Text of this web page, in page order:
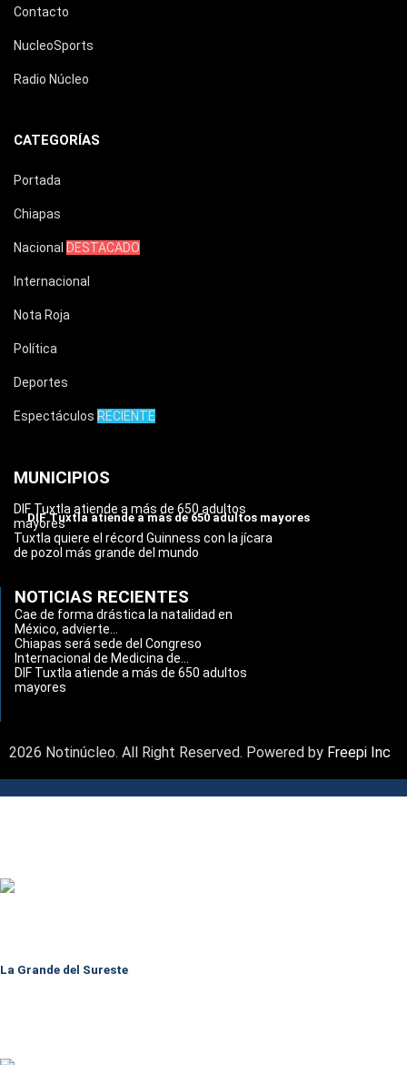
Contacto
NucleoSports
Radio Núcleo
CATEGORÍAS
Portada
Chiapas
Nacional DESTACADO
Internacional
Nota Roja
Política
Deportes
Espectáculos RECIENTE
MUNICIPIOS
DIF Tuxtla atiende a más de 650 adultos mayores
DIF Tuxtla atiende a más de 650 adultos
mayores
Tuxtla quiere el récord Guinness con la jícara
de pozol más grande del mundo
NOTICIAS RECIENTES
Cae de forma drástica la natalidad en
México, advierte...
Chiapas será sede del Congreso
Internacional de Medicina de...
DIF Tuxtla atiende a más de 650 adultos
mayores
2026 Notinúcleo. All Right Reserved. Powered by Freepi Inc
La Grande del Sureste